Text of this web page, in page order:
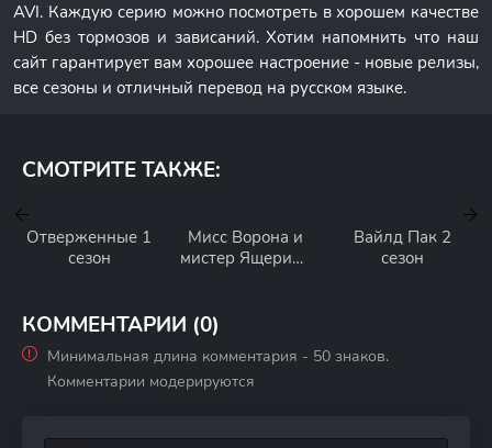
AVI. Каждую серию можно посмотреть в хорошем качестве
HD без тормозов и зависаний. Хотим напомнить что наш
сайт гарантирует вам хорошее настроение - новые релизы,
все сезоны и отличный перевод на русском языке.
СМОТРИТЕ ТАКЖЕ:
Отверженные 1
сезон
Мисс Ворона и
мистер Ящерица
Вайлд Пак 2
сезон
КОММЕНТАРИИ (0)
Минимальная длина комментария - 50 знаков.
Комментарии модерируются